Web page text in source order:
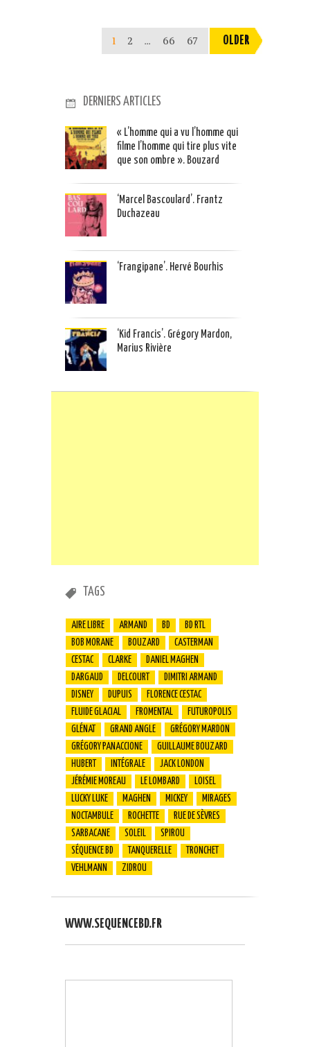
1 2 … 66 67 OLDER
DERNIERS ARTICLES
« L’homme qui a vu l’homme qui
filme l’homme qui tire plus vite
que son ombre ». Bouzard
‘Marcel Bascoulard’. Frantz
Duchazeau
‘Frangipane’. Hervé Bourhis
‘Kid Francis’. Grégory Mardon,
Marius Rivière
TAGS
AIRE LIBRE ARMAND BD
BD RTL
BOB MORANE
BOUZARD
CASTERMAN
CESTAC
CLARKE
DANIEL MAGHEN
DARGAUD
DELCOURT
DIMITRI ARMAND
DISNEY
DUPUIS
FLORENCE CESTAC
FLUIDE GLACIAL
FROMENTAL
FUTUROPOLIS
GLÉNAT
GRAND ANGLE
GRÉGORY MARDON
GRÉGORY PANACCIONE
GUILLAUME BOUZARD
HUBERT
INTÉGRALE
JACK LONDON
JÉRÉMIE MOREAU
LE LOMBARD
LOISEL
LUCKY LUKE
MAGHEN MICKEY
MIRAGES
NOCTAMBULE
ROCHETTE
RUE DE SÈVRES
SARBACANE
SOLEIL
SPIROU
SÉQUENCE BD
TANQUERELLE
TRONCHET
VEHLMANN
ZIDROU
WWW.SEQUENCEBD.FR